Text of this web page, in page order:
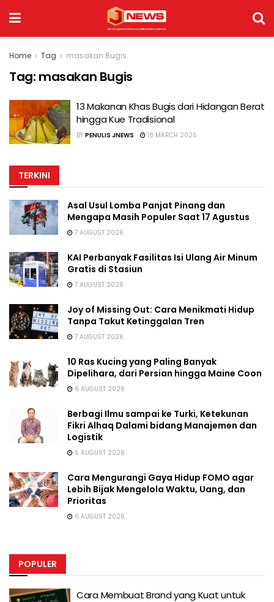
Home Tag masakan Bugis
Tag: masakan Bugis
13 Makanan Khas Bugis dari Hidangan Berat
hingga Kue Tradisional
BY PENULIS JNEWS 18 MARCH 2026
TERKINI
Asal Usul Lomba Panjat Pinang dan
Mengapa Masih Populer Saat 17 Agustus
7 AUGUST 2026
KAI Perbanyak Fasilitas Isi Ulang Air Minum
Gratis di Stasiun
7 AUGUST 2026
Joy of Missing Out: Cara Menikmati Hidup
Tanpa Takut Ketinggalan Tren
7 AUGUST 2026
10 Ras Kucing yang Paling Banyak
Dipelihara, dari Persian hingga Maine Coon
6 AUGUST 2026
Berbagi Ilmu sampai ke Turki, Ketekunan
Fikri Alhaq Dalami bidang Manajemen dan
Logistik
6 AUGUST 2026
Cara Mengurangi Gaya Hidup FOMO agar
Lebih Bijak Mengelola Waktu, Uang, dan
Prioritas
6 AUGUST 2026
POPULER
Cara Membuat Brand yang Kuat untuk